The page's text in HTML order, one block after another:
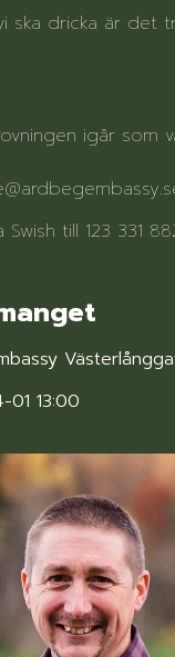
ska dricka är det
igår som
till 123 331
13:00